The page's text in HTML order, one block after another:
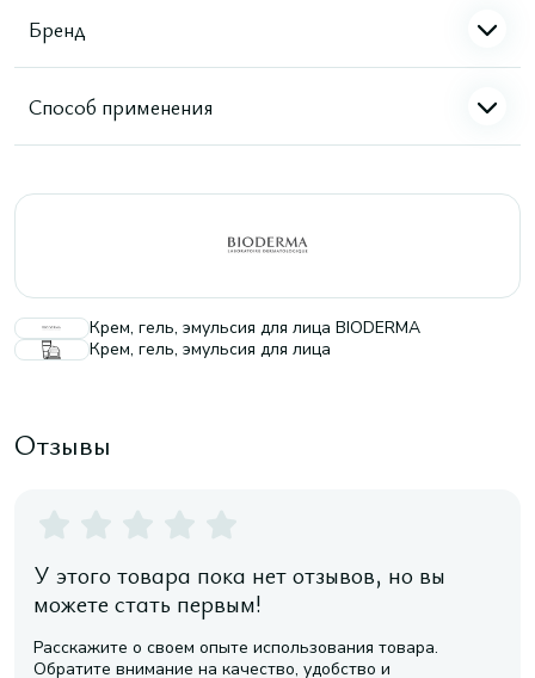
Бренд
Способ применения
Крем, гель, эмульсия для лица BIODERMA
Крем, гель, эмульсия для лица
Отзывы
У этого товара пока нет отзывов, но вы
можете стать первым!
Расскажите о своем опыте использования товара.
Обратите внимание на качество, удобство и